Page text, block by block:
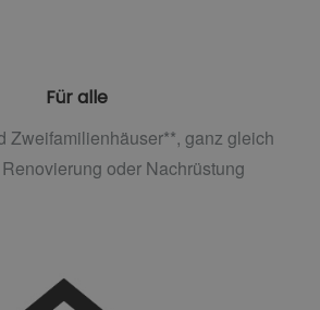
Für alle
Zweifamilienhäuser**, ganz gleich
oder Nachrüstung